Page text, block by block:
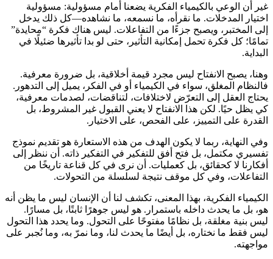
غير أن الوعي بالكيمياء الفكرية يضعنا أمام مسؤولية: مسؤولية
اختيار المدخلات. ما نقرأه، ما نسمعه، ما نشاهده—كل ذلك يدخل
إلى المختبر، ويصبح جزءًا من التفاعلات. ليس هناك فكرة “محايدة”
تمامًا؛ كل فكرة تحمل إمكانية التأثير، حتى لو بدا تأثيرها ضئيلًا في
البداية.
وهنا، يصبح الانفتاح ليس مجرد قيمة أخلاقية، بل ضرورة معرفية.
فالنظام المغلق، سواء في الكيمياء أو في الفكر، يميل إلى التدهور.
يحتاج العقل إلى التعرّض لاختلافات، لتناقضات، لصدمات معرفية،
كي يظل حيًا. لكن هذا الانفتاح لا يعني القبول غير المشروط، بل
القدرة على التمييز، على الفحص، على الاختيار.
وفي النهاية، ربما لا يكون الهدف من هذه الاستعارة هو تقديم نموذج
تفسيري مكتمل، بل فتح أفق للتفكير في التفكير ذاته. أن ننظر إلى
أفكارنا لا كحقائق، بل كعمليات. أن نرى في كل قناعة تاريخًا من
التفاعلات، وفي كل موقف نتيجة لسلسلة من التحولات.
الكيمياء الفكرية، بهذا المعنى، تكشف لنا أن الإنسان ليس ما يظن أنه
هو، بل ما يحدث داخله باستمرار. هو ليس جوهرًا ثابتًا، بل مسارًا.
ليس بنية مغلقة، بل نظامًا مفتوحًا على التحول. وما يحدد هذا التحول
ليس فقط ما نختاره، بل أيضًا ما يحدث لنا، وما نمرّ به، وما نُجبر على
مواجهته.